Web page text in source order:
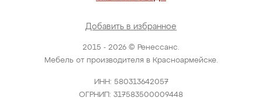
2015 - 2026 © Ренессанс.
Мебель от производителя в Красноармейске.
ИНН: 580313642057
ОГРНИП: 317583500009448
Добавить в избранное